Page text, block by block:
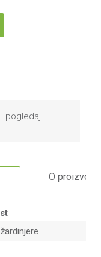
pogledaj
O proizvodu